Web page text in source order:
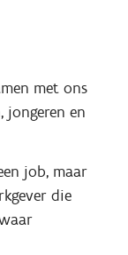
met ons
jongeren en
job, maar
die